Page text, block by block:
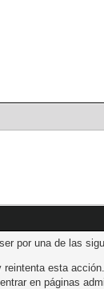
por una de las
reintenta esta acción.
en páginas